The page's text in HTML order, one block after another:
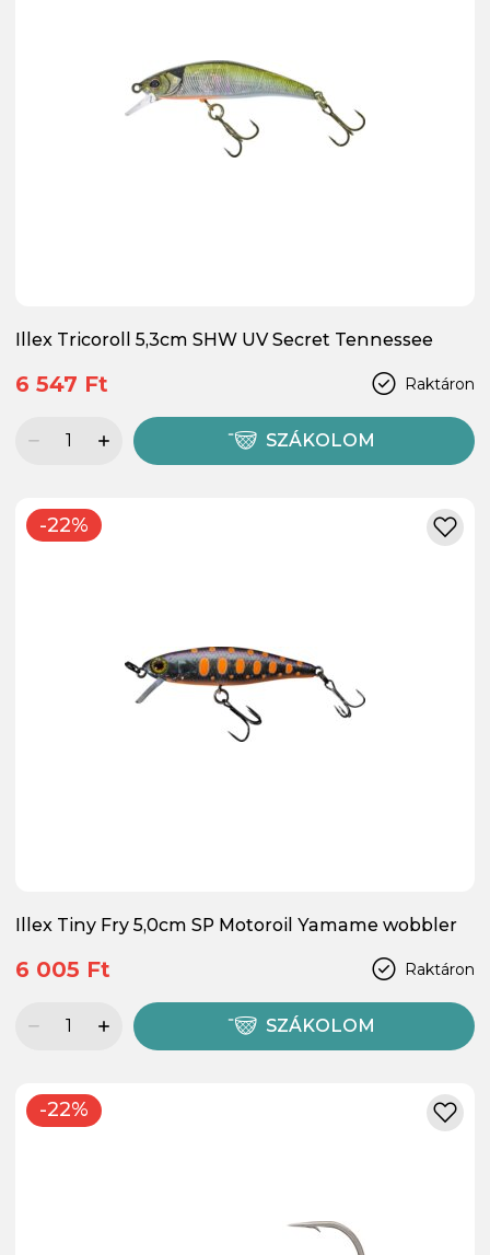
Illex Tricoroll 5,3cm SHW UV Secret Tennessee
Raktáron
6 547 Ft
SZÁKOLOM
-22%
Illex Tiny Fry 5,0cm SP Motoroil Yamame wobbler
Raktáron
6 005 Ft
SZÁKOLOM
-22%